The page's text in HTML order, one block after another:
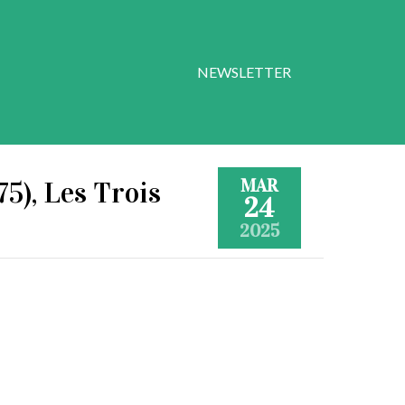
NEWSLETTER
Les Trois
MAR
24
2025